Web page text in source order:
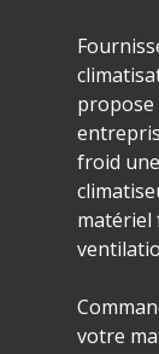
propose
froid
matériel
votre